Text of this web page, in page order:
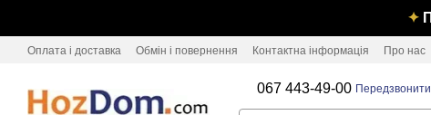
✦
Оплата і доставка Обмін і повернення Контактна інформація Про нас
067 443-49-00